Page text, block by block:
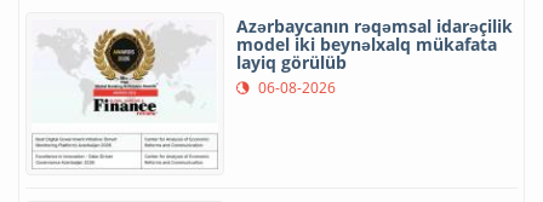
Azərbaycanın rəqəmsal idarəçilik
model iki beynəlxalq mükafata
layiq görülüb
06-08-2026